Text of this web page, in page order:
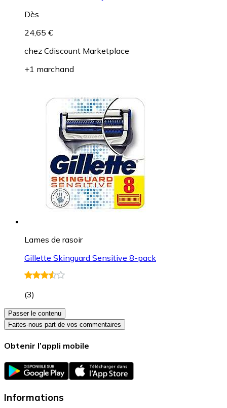
Dès
24,65 €
chez Cdiscount Marketplace
+1 marchand
Lames de rasoir
Gillette Skinguard Sensitive 8-pack
(3)
Passer le contenu
Faites-nous part de vos commentaires
Obtenir l’appli mobile
Informations